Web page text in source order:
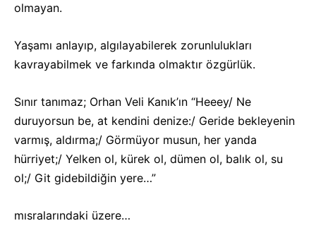
olmayan.
Yaşamı anlayıp, algılayabilerek zorunlulukları
kavrayabilmek ve farkında olmaktır özgürlük.
Sınır tanımaz; Orhan Veli Kanık’ın “Heeey/ Ne
duruyorsun be, at kendini denize:/ Geride bekleyenin
varmış, aldırma;/ Görmüyor musun, her yanda
hürriyet;/ Yelken ol, kürek ol, dümen ol, balık ol, su
ol;/ Git gidebildiğin yere…”
mısralarındaki üzere…